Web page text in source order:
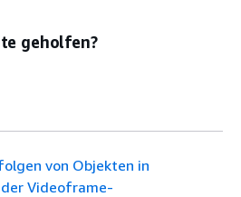
geholfen?
von Objekten in
Videoframe-